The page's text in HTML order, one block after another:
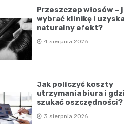
Przeszczep włosów –
wybrać klinikę i
naturalny efekt?
4 sierpnia 2026
Jak policzyć koszty
utrzymania biura i
szukać oszczędności?
3 sierpnia 2026